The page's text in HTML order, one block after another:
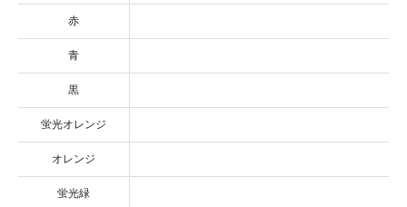
赤
青
黒
蛍光オレンジ
オレンジ
蛍光緑